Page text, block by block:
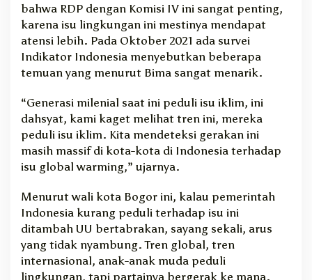
bahwa RDP dengan Komisi IV ini sangat penting,
karena isu lingkungan ini mestinya mendapat
atensi lebih. Pada Oktober 2021 ada survei
Indikator Indonesia menyebutkan beberapa
temuan yang menurut Bima sangat menarik.
“Generasi milenial saat ini peduli isu iklim, ini
dahsyat, kami kaget melihat tren ini, mereka
peduli isu iklim. Kita mendeteksi gerakan ini
masih massif di kota-kota di Indonesia terhadap
isu global warming,” ujarnya.
Menurut wali kota Bogor ini, kalau pemerintah
Indonesia kurang peduli terhadap isu ini
ditambah UU bertabrakan, sayang sekali, arus
yang tidak nyambung. Tren global, tren
internasional, anak-anak muda peduli
lingkungan, tapi partainya bergerak ke mana.